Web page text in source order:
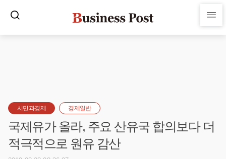
시민과경제 경제일반
국제유가 올라, 주요 산유국 합의보다 더
적극적으로 원유 감산